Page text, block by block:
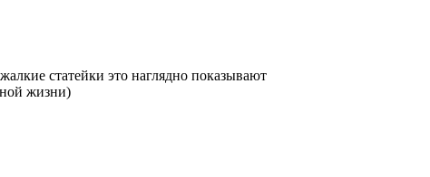
статейки это наглядно показывают
жизни)